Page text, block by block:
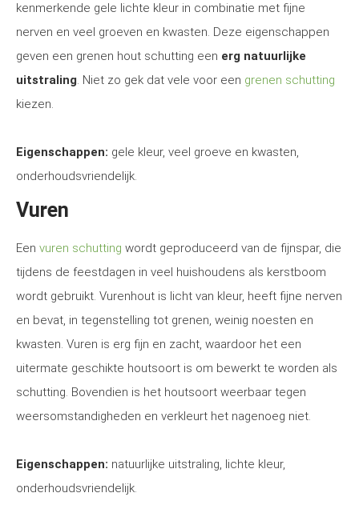
kenmerkende gele lichte kleur in combinatie met fijne
nerven en veel groeven en kwasten. Deze eigenschappen
geven een grenen hout schutting een erg natuurlijke
uitstraling. Niet zo gek dat vele voor een grenen schutting
kiezen.
Eigenschappen: gele kleur, veel groeve en kwasten,
onderhoudsvriendelijk.
Vuren
Een vuren schutting wordt geproduceerd van de fijnspar, die
tijdens de feestdagen in veel huishoudens als kerstboom
wordt gebruikt. Vurenhout is licht van kleur, heeft fijne nerven
en bevat, in tegenstelling tot grenen, weinig noesten en
kwasten. Vuren is erg fijn en zacht, waardoor het een
uitermate geschikte houtsoort is om bewerkt te worden als
schutting. Bovendien is het houtsoort weerbaar tegen
weersomstandigheden en verkleurt het nagenoeg niet.
Eigenschappen: natuurlijke uitstraling, lichte kleur,
onderhoudsvriendelijk.